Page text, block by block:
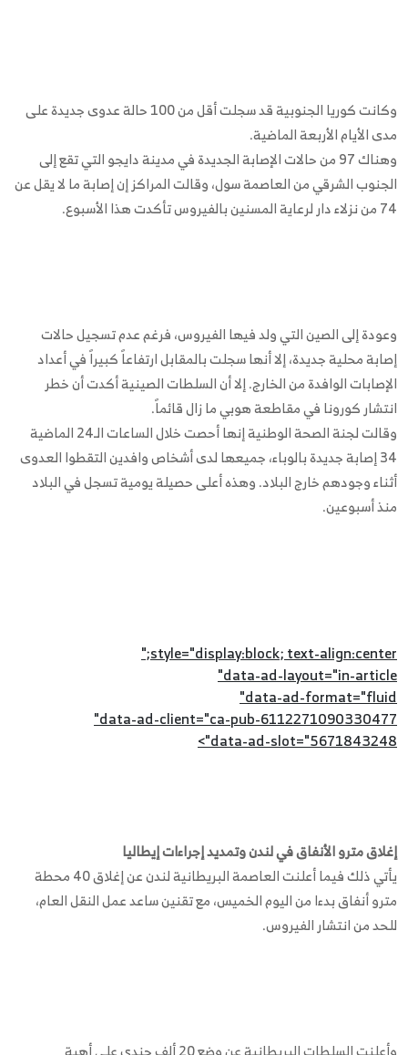
وكانت كوريا الجنوبية قد سجلت أقل من 100 حالة عدوى جديدة على
مدى الأيام الأربعة الماضية.
وهناك 97 من حالات الإصابة الجديدة في مدينة دايجو التي تقع إلى
الجنوب الشرقي من العاصمة سول، وقالت المراكز إن إصابة ما لا يقل عن
74 من نزلاء دار لرعاية المسنين بالفيروس تأكدت هذا الأسبوع.
وعودة إلى الصين التي ولد فيها الفيروس، فرغم عدم تسجيل حالات
إصابة محلية جديدة، إلا أنها سجلت بالمقابل ارتفاعاً كبيراً في أعداد
الإصابات الوافدة من الخارج. إلا أن السلطات الصينية أكدت أن خطر
انتشار كورونا في مقاطعة هوبي ما زال قائماً.
وقالت لجنة الصحة الوطنية إنها أحصت خلال الساعات الـ24 الماضية
34 إصابة جديدة بالوباء، جميعها لدى أشخاص وافدين التقطوا العدوى
أثناء وجودهم خارج البلاد. وهذه أعلى حصيلة يومية تسجل في البلاد
منذ أسبوعين.
style="display:block; text-align:center;"
data-ad-layout="in-article"
data-ad-format="fluid"
data-ad-client="ca-pub-6112271090330477"
data-ad-slot="5671843248">
إغلاق مترو الأنفاق في لندن وتمديد إجراءات إيطاليا
يأتي ذلك فيما أعلنت العاصمة البريطانية لندن عن إغلاق 40 محطة
مترو أنفاق بدءا من اليوم الخميس، مع تقنين ساعد عمل النقل العام،
للحد من انتشار الفيروس.